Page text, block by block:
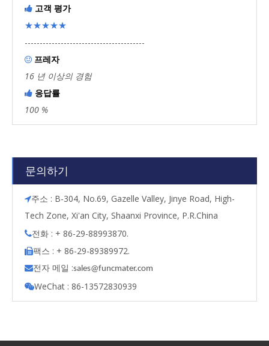
 고객 평가
★★★★★
----------------------------------------
 프레자
16 년 이상의 경험
 응답률
100 %
문의하기
주소 : B-304, No.69, Gazelle Valley, Jinye Road, High-
Tech Zone, Xi'an City, Shaanxi Province, P.R.China
전화 : + 86-29-88993870.
팩스 : + 86-29-89389972.
전자 메일 :sales@funcmater.com
WeChat : 86-13572830939